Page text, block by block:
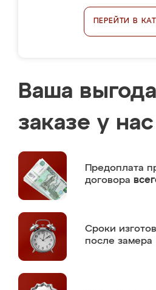
ПЕРЕЙТИ В
Ваша
заказе у нас
Предоплата
договора
Сроки
после замера